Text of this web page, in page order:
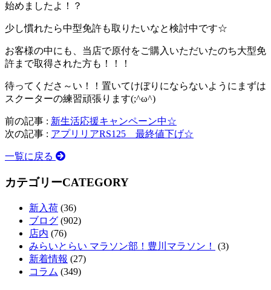
始めましたよ！？
少し慣れたら中型免許も取りたいなと検討中です☆
お客様の中にも、当店で原付をご購入いただいたのち大型免
許まで取得された方も！！！
待ってくださ～い！！置いてけぼりにならないようにまずは
スクーターの練習頑張ります(;^ω^)
前の記事 : 新生活応援キャンペーン中☆
次の記事 : アプリリアRS125 最終値下げ☆
一覧に戻る
カテゴリーCATEGORY
新入荷 (36)
ブログ (902)
店内 (76)
みらいとらい マラソン部！豊川マラソン！
(3)
新着情報 (27)
コラム (349)